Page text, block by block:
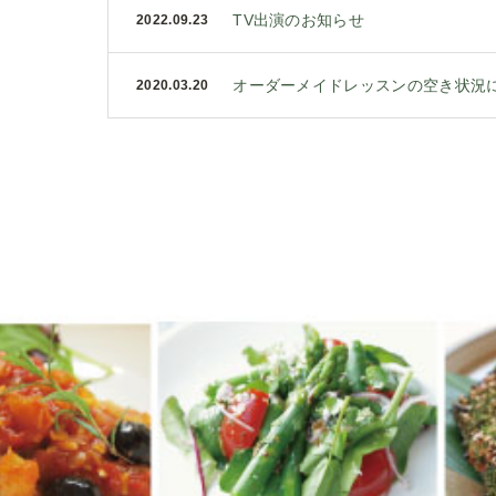
2022.09.23 TV出演のお知らせ
2020.03.20 オーダーメイドレッスンの空き状況